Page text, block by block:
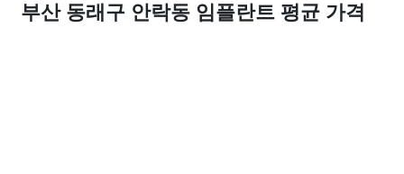
부산 동래구 안락동 임플란트 평균 가격